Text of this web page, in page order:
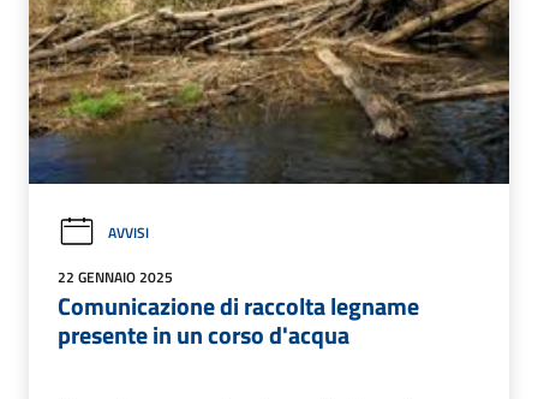
AVVISI
22 GENNAIO 2025
Comunicazione di raccolta legname
presente in un corso d'acqua